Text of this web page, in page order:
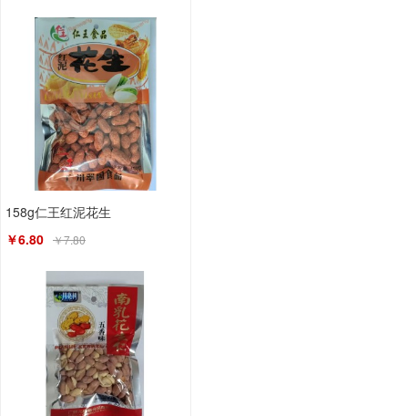
158g仁王红泥花生
￥6.80 ￥7.80